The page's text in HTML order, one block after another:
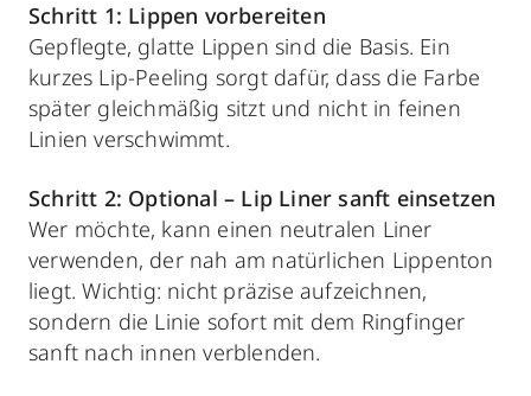
Schritt 1: Lippen vorbereiten
Gepflegte, glatte Lippen sind die Basis. Ein
kurzes Lip-Peeling sorgt dafür, dass die Farbe
später gleichmäßig sitzt und nicht in feinen
Linien verschwimmt.
Schritt 2: Optional – Lip Liner sanft einsetzen
Wer möchte, kann einen neutralen Liner
verwenden, der nah am natürlichen Lippenton
liegt. Wichtig: nicht präzise aufzeichnen,
sondern die Linie sofort mit dem Ringfinger
sanft nach innen verblenden.